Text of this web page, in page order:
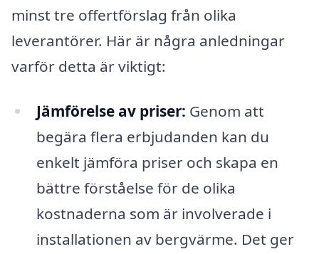
minst tre offertförslag från olika
leverantörer. Här är några anledningar
varför detta är viktigt:
Jämförelse av priser: Genom att
begära flera erbjudanden kan du
enkelt jämföra priser och skapa en
bättre förståelse för de olika
kostnaderna som är involverade i
installationen av bergvärme. Det ger